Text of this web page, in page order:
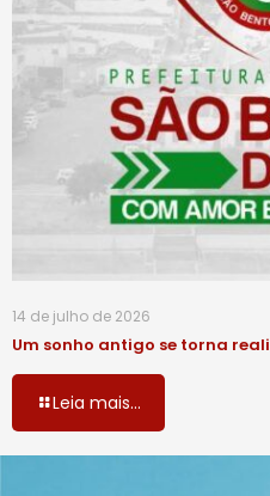
14 de julho de 2026
Um sonho antigo se torna
Leia mais...